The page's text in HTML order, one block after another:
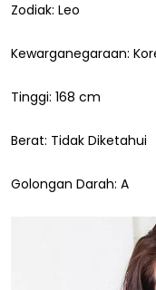
Zodiak: Leo
Kewarganegaraan:
Tinggi: 168 cm
Berat: Tidak Diketahui
Golongan Darah: A